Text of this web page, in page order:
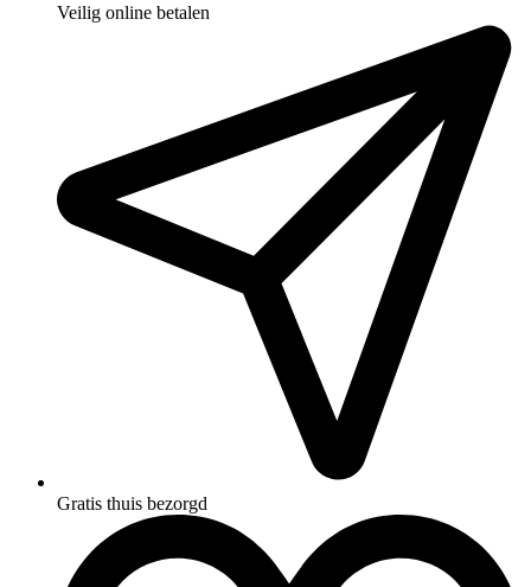
Veilig online betalen
Gratis thuis bezorgd